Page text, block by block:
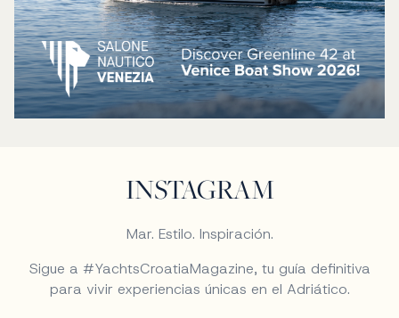
INSTAGRAM
Mar. Estilo. Inspiración.
Sigue a #YachtsCroatiaMagazine, tu guía definitiva
para vivir experiencias únicas en el Adriático.